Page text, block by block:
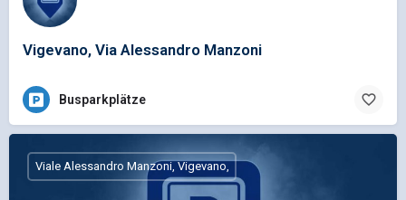
Vigevano, Via Alessandro Manzoni
Busparkplätze
Viale Alessandro Manzoni, Vigevano,